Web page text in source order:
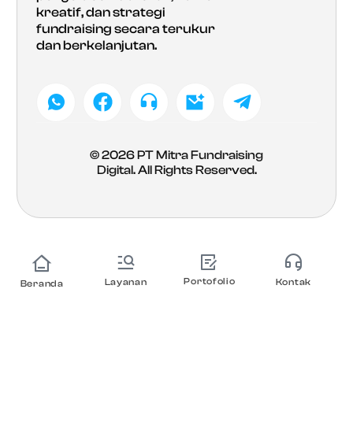
kreatif, dan strategi
fundraising secara terukur
dan berkelanjutan.
© 2026PT Mitra Fundraising
Digital. All Rights Reserved.
Beranda Layanan Portofolio Kontak